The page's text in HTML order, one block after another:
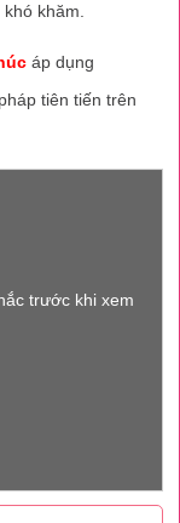
khăm.
áp dụng
tiên tiến trên
trước khi xem